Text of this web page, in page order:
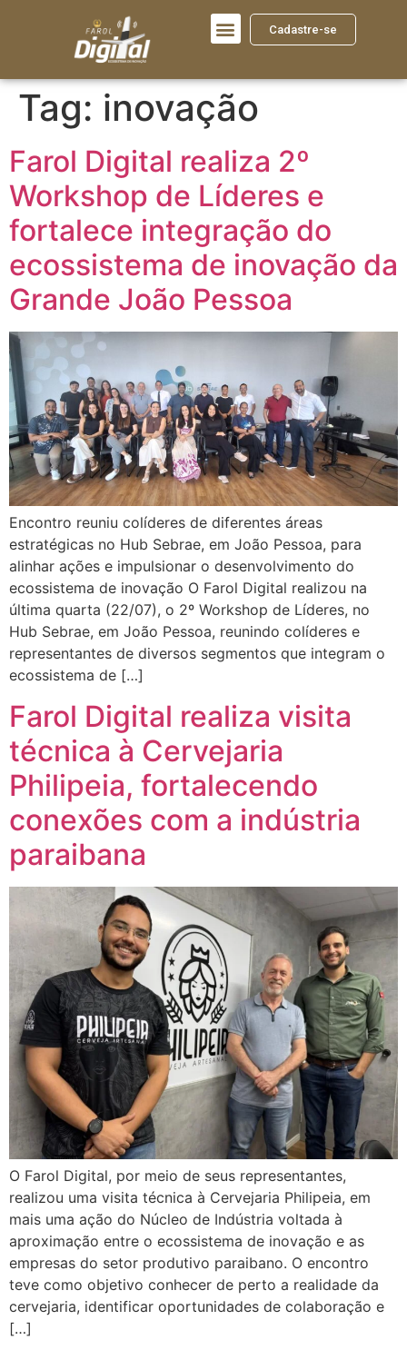
Cadastre-se
Tag: inovação
Farol Digital realiza 2º
Workshop de Líderes e
fortalece integração do
ecossistema de inovação da
Grande João Pessoa
Encontro reuniu colíderes de diferentes áreas
estratégicas no Hub Sebrae, em João Pessoa, para
alinhar ações e impulsionar o desenvolvimento do
ecossistema de inovação O Farol Digital realizou na
última quarta (22/07), o 2º Workshop de Líderes, no
Hub Sebrae, em João Pessoa, reunindo colíderes e
representantes de diversos segmentos que integram o
ecossistema de […]
Farol Digital realiza visita
técnica à Cervejaria
Philipeia, fortalecendo
conexões com a indústria
paraibana
O Farol Digital, por meio de seus representantes,
realizou uma visita técnica à Cervejaria Philipeia, em
mais uma ação do Núcleo de Indústria voltada à
aproximação entre o ecossistema de inovação e as
empresas do setor produtivo paraibano. O encontro
teve como objetivo conhecer de perto a realidade da
cervejaria, identificar oportunidades de colaboração e
[…]